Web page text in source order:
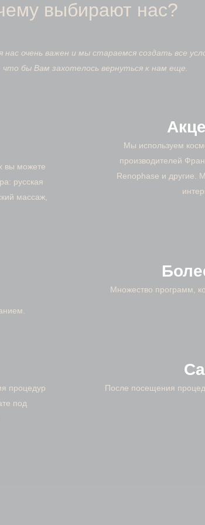
выбирают нас?
нас очень важен и мы стараемся создать все
что бы Вам захотелось вернуться к нам еще.
вы можете
русская
массаж,
Мы используем
производителей
Renophase и другие.
Множество программ,
процедур
под
После посещения